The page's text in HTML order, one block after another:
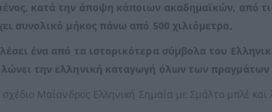
κατά την άποψη κάποιων ακαδημαϊκών, από
συνολικό μήκος πάνω από 500 χιλιόμετρα,
ένα από τα ιστορικότερα σύμβολα του
την ελληνική καταγωγή όλων των
σχέδιο Μαίανδρος Ελληνική Σημαία με Σμάλτο μπλέ και